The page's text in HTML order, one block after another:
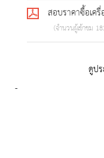
สอบราคาซื้อเค
(จำนวนผู้เข้าชม
ดูป
-